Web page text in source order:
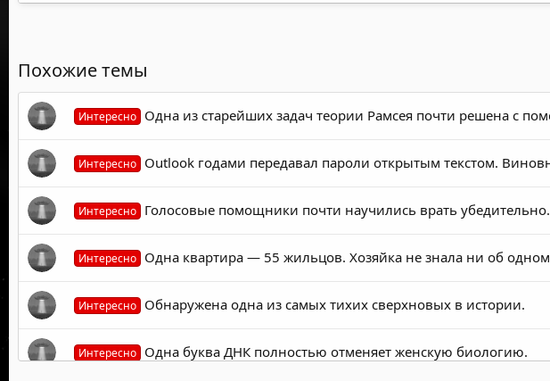
Похожие темы
Интересно Одна из старейших задач теории Рамсея почти решена с
Интересно Outlook годами передавал пароли открытым текстом.
Интересно Голосовые помощники почти научились врать
Интересно Одна квартира — 55 жильцов. Хозяйка не знала ни об одном.
Интересно Обнаружена одна из самых тихих сверхновых в истории.
Интересно Одна буква ДНК полностью отменяет женскую биологию.